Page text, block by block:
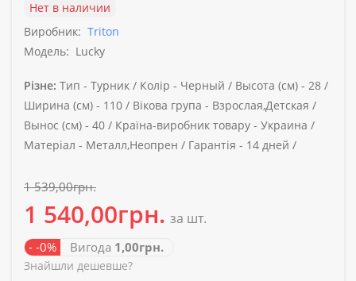
Нет в наличии
Виробник: Triton
Модель: Lucky
Різне: Тип - Турник / Колір - Черный / Высота (см) - 28 /
Ширина (см) - 110 / Вікова група - Взрослая,Детская /
Вынос (см) - 40 / Країна-виробник товару - Украина /
Матеріал - Металл,Неопрен / Гарантія - 14 дней /
1 539,00грн.
1 540,00грн. за шт.
- -0% Вигода 1,00грн.
Знайшли дешевше?